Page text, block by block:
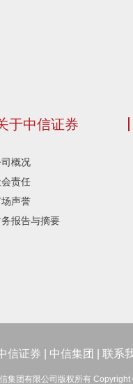
于中信证券
概况
责任
声誉
务报告与摘要
信证券 中信集团 |联系
集团有限公司版权所有